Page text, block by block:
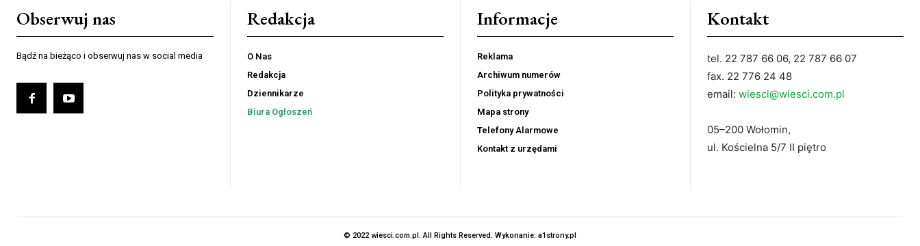
Obserwuj nas
Bądź na bieżąco i obserwuj nas w social media
Redakcja
O Nas
Redakcja
Dziennikarze
Biura Ogłoszeń
Informacje
Reklama
Archiwum numerów
Polityka prywatności
Mapa strony
Telefony Alarmowe
Kontakt z urzędami
Kontakt
tel. 22 787 66 06, 22 787 66 07
fax. 22 776 24 48
email: wiesci@wiesci.com.pl
05–200 Wołomin,
ul. Kościelna 5/7 II piętro
© 2022 wiesci.com.pl. All Rights Reserved. Wykonanie: a1strony.pl